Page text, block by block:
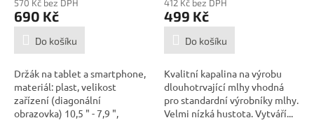
570 Kč bez DPH
690 Kč
Do košíku
Držák na tablet a smartphone,
materiál: plast, velikost
zařízení (diagonální
obrazovka) 10,5 " - 7,9 ",
412 Kč bez DPH
499 Kč
Do košíku
Kvalitní kapalina na výrobu
dlouhotrvající mlhy vhodná
pro standardní výrobníky mlhy.
Velmi nízká hustota. Vytváří...